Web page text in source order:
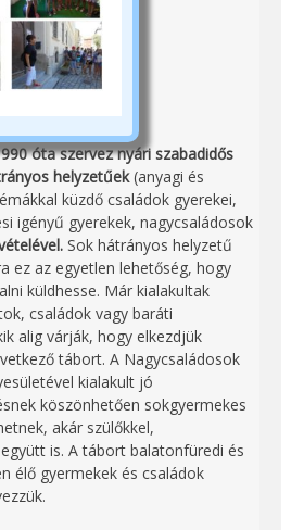
óta szervez nyári szabadidős
helyzetűek(anyagi és
küzdő családok gyerekei,
igényű gyerekek, nagycsaládosok
Sok hátrányos helyzetű
ez az egyetlen lehetőség, hogy
küldhesse. Már kialakultak
családok vagy baráti
alig várják, hogy elkezdjük
tábort. A Nagycsaládosok
kialakult jó
köszönhetően sokgyermekes
akár szülőkkel,
is. A tábort balatonfüredi és
élő gyermekek és családok